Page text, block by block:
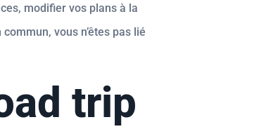
modifier vos plans à la
vous n’êtes pas lié
trip